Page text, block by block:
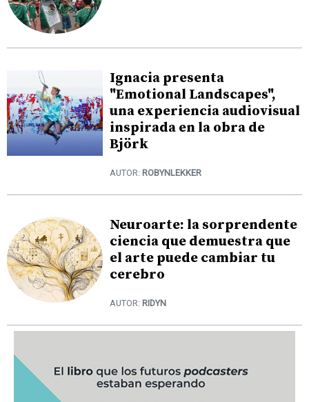
Ignacia presenta
"Emotional Landscapes",
una experiencia audiovisual
inspirada en la obra de
Björk
AUTOR: ROBYNLEKKER
Neuroarte: la sorprendente
ciencia que demuestra que
el arte puede cambiar tu
cerebro
AUTOR: RIDYN